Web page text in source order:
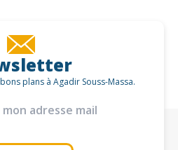
plans à Agadir Souss-Massa.